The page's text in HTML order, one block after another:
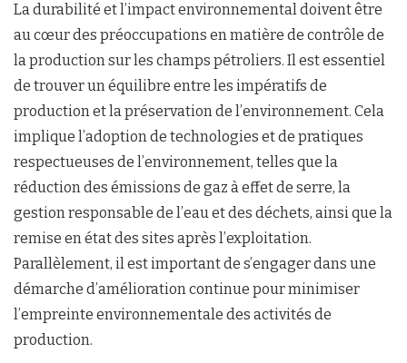
La durabilité et l’impact environnemental doivent être
au cœur des préoccupations en matière de contrôle de
la production sur les champs pétroliers. Il est essentiel
de trouver un équilibre entre les impératifs de
production et la préservation de l’environnement. Cela
implique l’adoption de technologies et de pratiques
respectueuses de l’environnement, telles que la
réduction des émissions de gaz à effet de serre, la
gestion responsable de l’eau et des déchets, ainsi que la
remise en état des sites après l’exploitation.
Parallèlement, il est important de s’engager dans une
démarche d’amélioration continue pour minimiser
l’empreinte environnementale des activités de
production.